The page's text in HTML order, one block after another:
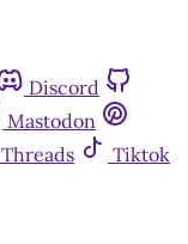
Discord
Mastodon
Threads
Tiktok